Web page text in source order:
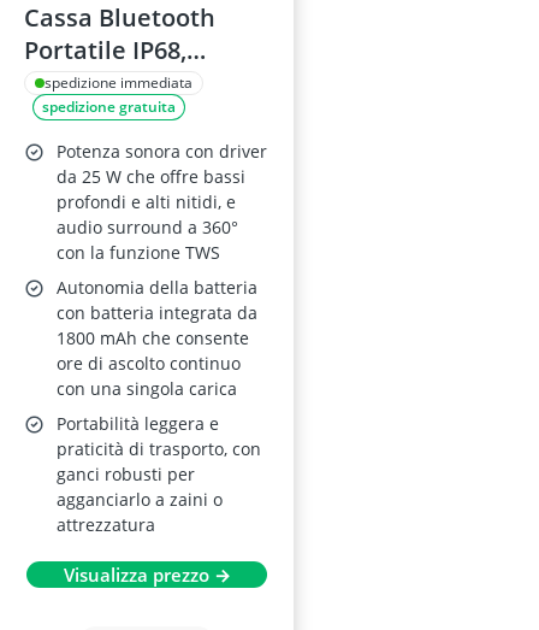
Cassa Bluetooth
Portatile IP68,
Bluetooth 5.4,
1800mAh, LED RGB,
TWS, AUX, TF Card –
Esterni, Feste, Viaggi
spedizione immediata
spedizione gratuita
Potenza sonora con driver
da 25 W che offre bassi
profondi e alti nitidi, e
audio surround a 360°
con la funzione TWS
Autonomia della batteria
con batteria integrata da
1800 mAh che consente
ore di ascolto continuo
con una singola carica
Portabilità leggera e
praticità di trasporto, con
ganci robusti per
agganciarlo a zaini o
attrezzatura
Visualizza prezzo →